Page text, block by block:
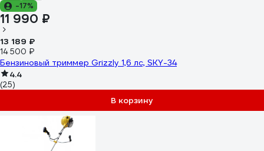
-17%
11 990 ₽
13 189 ₽
14 500 ₽
Бензиновый триммер Grizzly 1,6 лс, SKY-34
4.4
(25)
В корзину